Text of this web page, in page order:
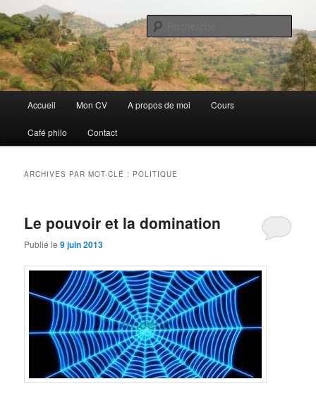
au
contenu
principal
au
contenu
secondaireGuillaume Nicaise
Discovery
principal
Accueil Mon CV A propos de moi Cours
Café philo Contact
ARCHIVES PAR MOT-CLÉ : POLITIQUE
Le pouvoir et la domination
Publié le9 juin 2013